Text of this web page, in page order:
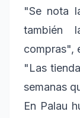
"Se nota
también
compras",
"Las
semanas
En Palau